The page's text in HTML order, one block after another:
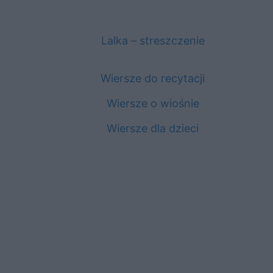
Lalka – streszczenie
Wiersze do recytacji
Wiersze o wiośnie
Wiersze dla dzieci